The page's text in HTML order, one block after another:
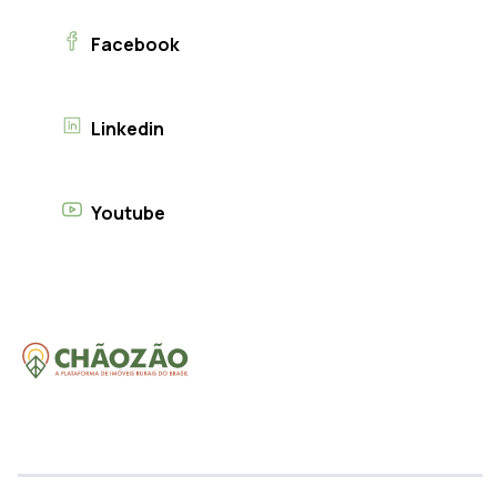
Facebook
Linkedin
Youtube